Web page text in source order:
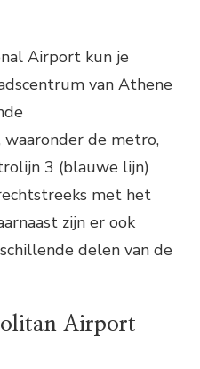
Airport kun je
van Athene
de metro,
3 (blauwe lijn)
met het
zijn er ook
delen van de
Airport